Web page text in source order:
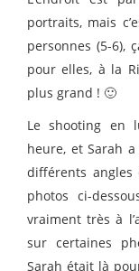
portraits, mais
personnes (5-6),
pour elles, à la
plus grand ! 🙂
Le shooting en
heure, et Sarah
différents angles
photos ci-
vraiment très à
sur certaines
Sarah était là